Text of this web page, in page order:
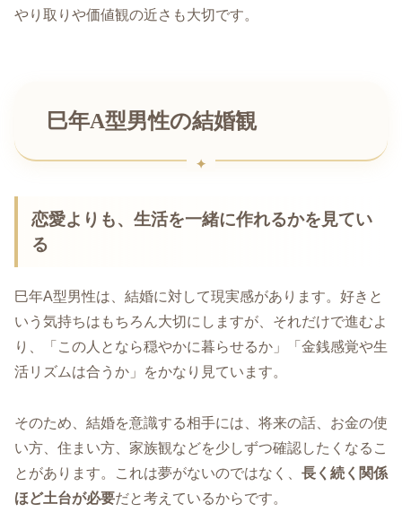
やり取りや価値観の近さも大切です。
巳年A型男性の結婚観
恋愛よりも、生活を一緒に作れるかを見てい
る
巳年A型男性は、結婚に対して現実感があります。好きと
いう気持ちはもちろん大切にしますが、それだけで進むよ
り、「この人となら穏やかに暮らせるか」「金銭感覚や生
活リズムは合うか」をかなり見ています。
そのため、結婚を意識する相手には、将来の話、お金の使
い方、住まい方、家族観などを少しずつ確認したくなるこ
とがあります。これは夢がないのではなく、 長く続く関係
ほど土台が必要だと考えているからです。